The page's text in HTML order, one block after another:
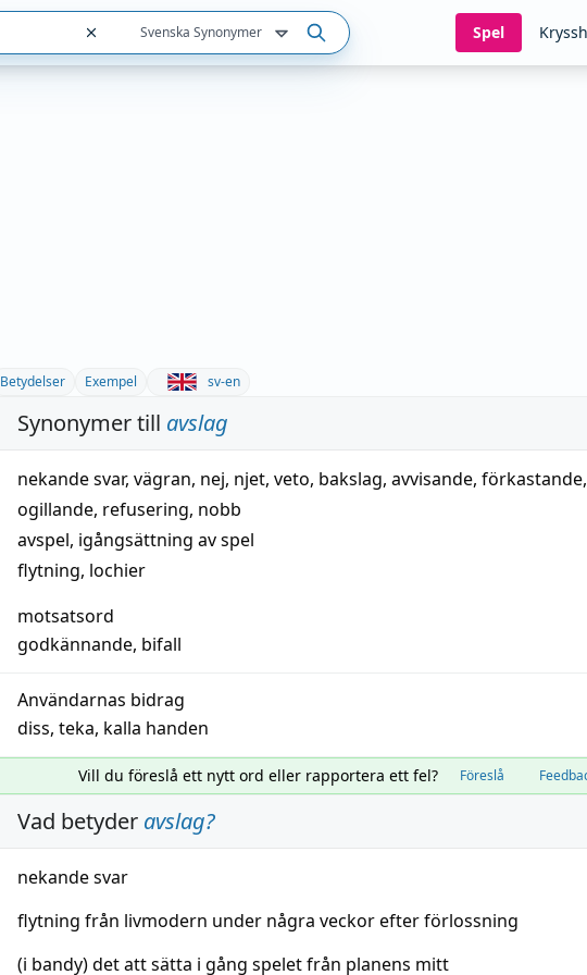
Svenska Synonymer Spel
Betydelser Exempel sv-en
Synonymer till avslag
nekande svar, vägran, nej, njet, veto, bakslag, avvisande, förkastande,
ogillande, refusering, nobb
avspel, igångsättning av spel
flytning, lochier
motsatsord
godkännande, bifall
Användarnas bidrag
diss, teka, kalla handen
Vill du föreslå ett nytt ord eller rapportera ett fel? Föreslå
Vad betyder avslag?
nekandesvar
flytning från livmodern under några veckor efterförlossning
(i bandy) det att sätta i gång speletfrån planens mitt